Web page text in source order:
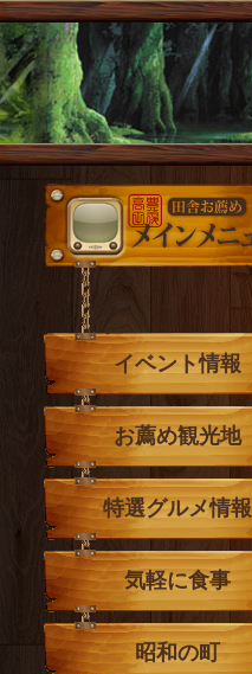
イベント情報
お薦め観光地
特選グルメ情報
気軽に食事
昭和の町